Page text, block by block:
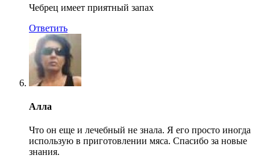
Чебрец имеет приятный запах
Ответить
Алла
Что он еще и лечебный не знала. Я его просто иногда
использую в приготовлении мяса. Спасибо за новые
знания.